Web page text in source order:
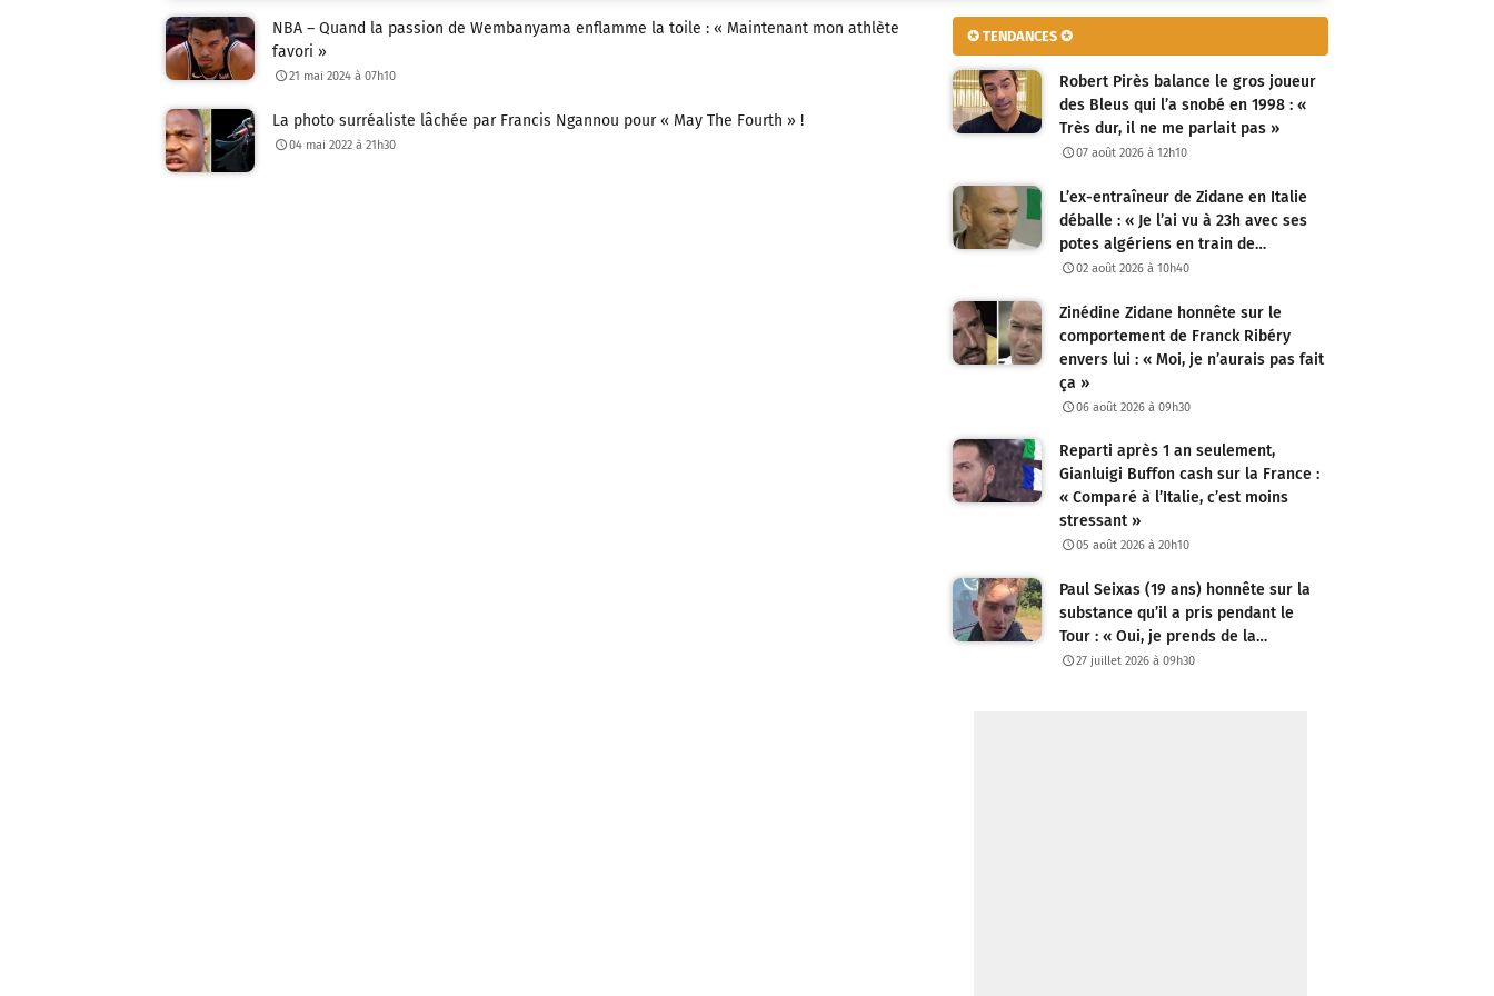
NBA – Quand la passion de Wembanyama enflamme la toile : « Maintenant mon athlète
favori »
21 mai 2024 à 07h10
La photo surréaliste lâchée par Francis Ngannou pour « May The Fourth » !
04 mai 2022 à 21h30
✪ TENDANCES ✪
Robert Pirès balance le gros joueur
des Bleus qui l’a snobé en 1998 : «
Très dur, il ne me parlait pas »
07 août 2026 à 12h10
L’ex-entraîneur de Zidane en Italie
déballe : « Je l’ai vu à 23h avec ses
potes algériens en train de…
02 août 2026 à 10h40
Zinédine Zidane honnête sur le
comportement de Franck Ribéry
envers lui : « Moi, je n’aurais pas fait
ça »
06 août 2026 à 09h30
Reparti après 1 an seulement,
Gianluigi Buffon cash sur la France :
« Comparé à l’Italie, c’est moins
stressant »
05 août 2026 à 20h10
Paul Seixas (19 ans) honnête sur la
substance qu’il a pris pendant le
Tour : « Oui, je prends de la…
27 juillet 2026 à 09h30